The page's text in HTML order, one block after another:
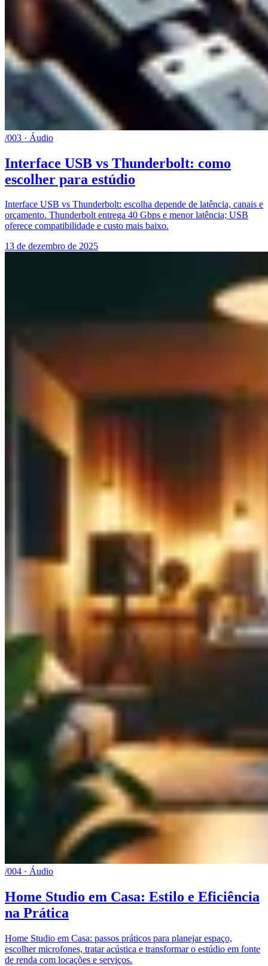
/003 · Áudio
Interface USB vs Thunderbolt: como
escolher para estúdio
Interface USB vs Thunderbolt: escolha depende de latência, canais e
orçamento. Thunderbolt entrega 40 Gbps e menor latência; USB
oferece compatibilidade e custo mais baixo.
13 de dezembro de 2025
/004 · Áudio
Home Studio em Casa: Estilo e Eficiência
na Prática
Home Studio em Casa: passos práticos para planejar espaço,
escolher microfones, tratar acústica e transformar o estúdio em fonte
de renda com locações e serviços.